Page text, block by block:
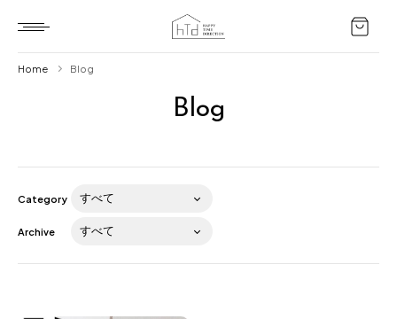
Blog
Home Blog
Category
Archive